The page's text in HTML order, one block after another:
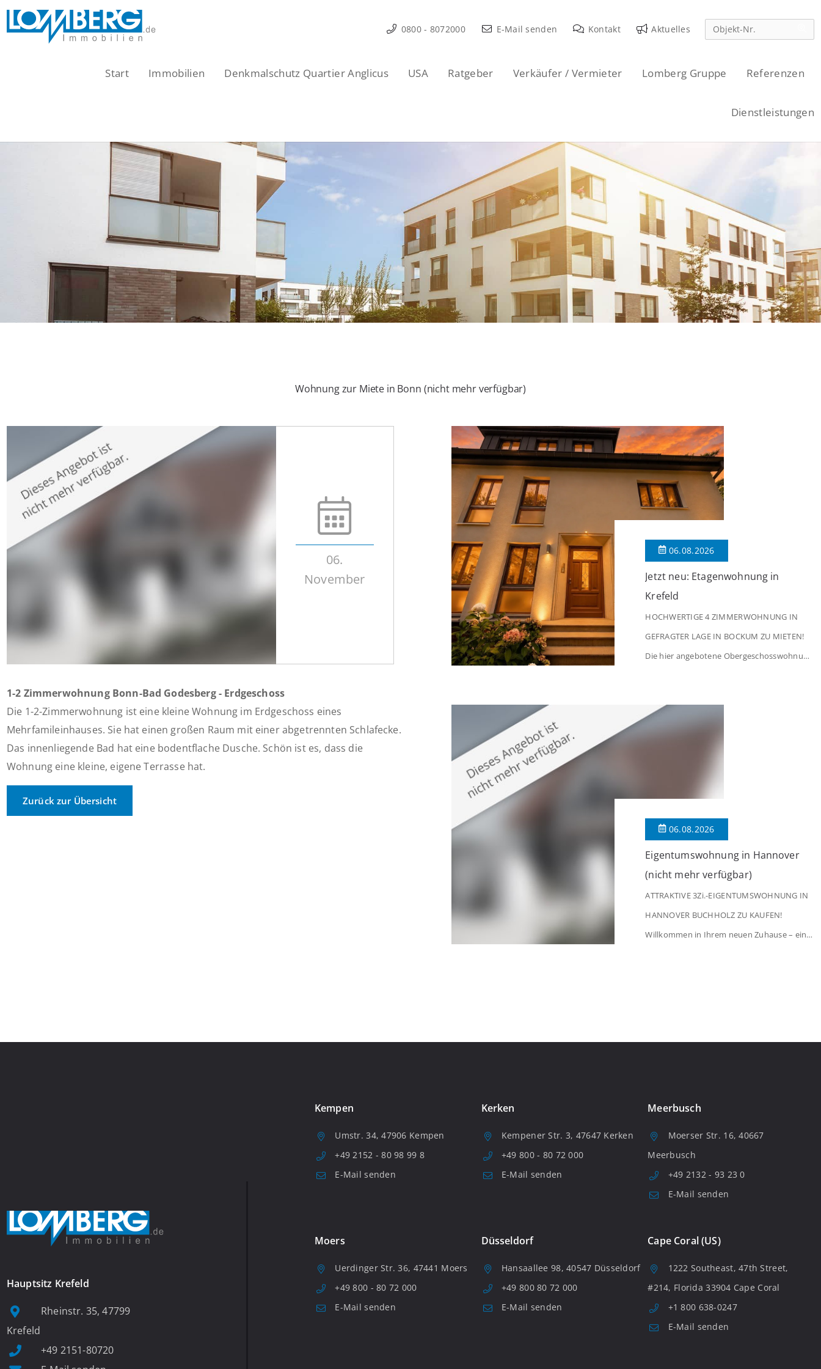
Zum
Inhalt
0800 - 8072000 E-Mail senden Kontakt Aktuelles
Start Immobilien Denkmalschutz Quartier Anglicus USA Ratgeber Verkäufer / Vermieter Lomberg Gruppe Referenzen
Dienstleistungen
Wohnung zur Miete in Bonn (nicht mehr verfügbar)
06.
November
1-2 Zimmerwohnung Bonn-Bad Godesberg - Erdgeschoss
Die 1-2-Zimmerwohnung ist eine kleine Wohnung im Erdgeschoss eines
Mehrfamileinhauses. Sie hat einen großen Raum mit einer abgetrennten Schlafecke.
Das innenliegende Bad hat eine bodentflache Dusche. Schön ist es, dass die
Wohnung eine kleine, eigene Terrasse hat.
Zurück zur Übersicht
06.08.2026
Jetzt neu: Etagenwohnung in
Krefeld
HOCHWERTIGE 4 ZIMMERWOHNUNG IN
GEFRAGTER LAGE IN BOCKUM ZU MIETEN!
Die hier angebotene Obergeschosswohnung
von Krefeld-Bockum. Mit einer Wohnfläche
06.08.2026
Eigentumswohnung in Hannover
(nicht mehr verfügbar)
ATTRAKTIVE 3Zi.-EIGENTUMSWOHNUNG IN
HANNOVER BUCHHOLZ ZU KAUFEN!
Willkommen in Ihrem neuen Zuhause – einer
Hauptsitz Krefeld
Rheinstr. 35, 47799
Krefeld
+49 2151-80720
Kempen
Umstr. 34, 47906 Kempen
+49 2152 - 80 98 99 8
E-Mail senden
Kerken
Kempener Str. 3, 47647 Kerken
+49 800 - 80 72 000
E-Mail senden
Meerbusch
Moerser Str. 16, 40667
Meerbusch
+49 2132 - 93 23 0
E-Mail senden
Moers
Uerdinger Str. 36, 47441 Moers
+49 800 - 80 72 000
E-Mail senden
Düsseldorf
Hansaallee 98, 40547 Düsseldorf
+49 800 80 72 000
E-Mail senden
Cape Coral (US)
1222 Southeast, 47th Street,
#214, Florida 33904 Cape Coral
+1 800 638-0247
E-Mail senden